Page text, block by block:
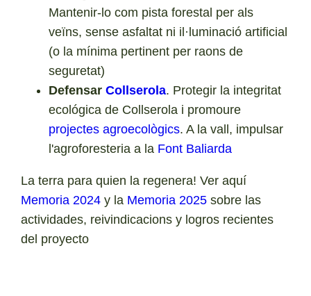
Mantenir-lo com pista forestal per als
veïns, sense asfaltat ni il·luminació artificial
(o la mínima pertinent per raons de
seguretat)
DefensarCollserola. Protegir la integritat
ecológica de Collserola i promoure
projectes agroecològics. A la vall, impulsar
l'agroforesteria a la Font Baliarda
La terra para quien la regenera! Ver aquí
Memoria 2024 y la Memoria 2025 sobre las
actividades, reivindicacions y logros recientes
del proyecto